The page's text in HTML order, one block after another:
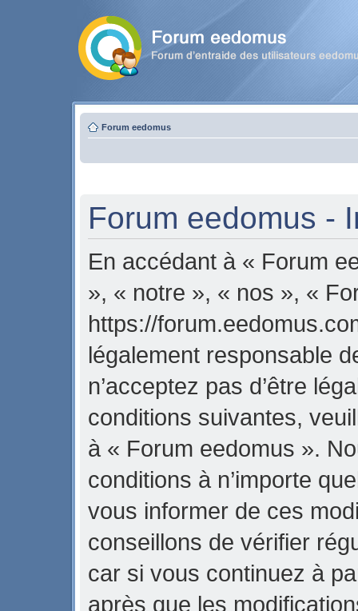
Forum eedomus
Forum eedomus -
En accédant à « Forum
», « notre », « nos », «
https://
légalement responsable
n’acceptez pas d’être
conditions suivantes,
à « Forum eedomus ».
conditions à n’importe
vous informer de ces
conseillons de vérifier
car si vous continuez à
après que les